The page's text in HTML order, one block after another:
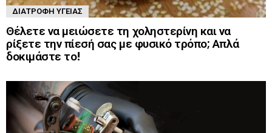
ΔΙΑΤΡΟΦΉ ΥΓΕΊΑΣ
Θέλετε να μειώσετε τη χοληστερίνη και να
ρίξετε την πίεσή σας με φυσικό τρόπο; Απλά
δοκιμάστε το!